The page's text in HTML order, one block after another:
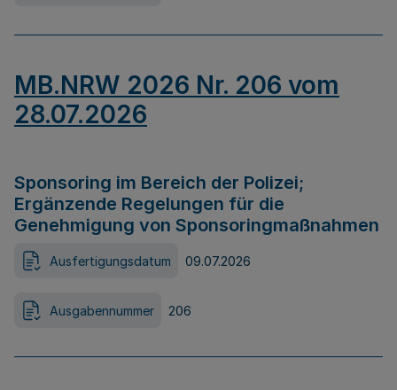
MB.NRW 2026 Nr. 206 vom
28.07.2026
Sponsoring im Bereich der Polizei;
Ergänzende Regelungen für die
Genehmigung von Sponsoringmaßnahmen
Ausfertigungsdatum 09.07.2026
Ausgabennummer 206